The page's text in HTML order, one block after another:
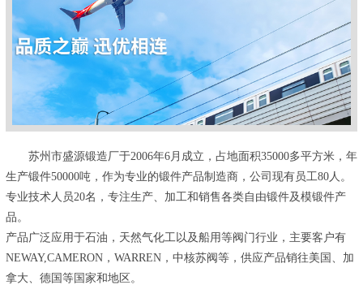
苏州市盛源锻造厂于2006年6月成立，占地面积35000多平方米，年
生产锻件50000吨，作为专业的锻件产品制造商，公司现有员工80人。
专业技术人员20名，专注生产、加工和销售各类自由锻件及模锻件产
品。
产品广泛应用于石油，天然气化工以及船用等阀门行业，主要客户有
NEWAY,CAMERON，WARREN，中核苏阀等，供应产品销往美国、加
拿大、德国等国家和地区。